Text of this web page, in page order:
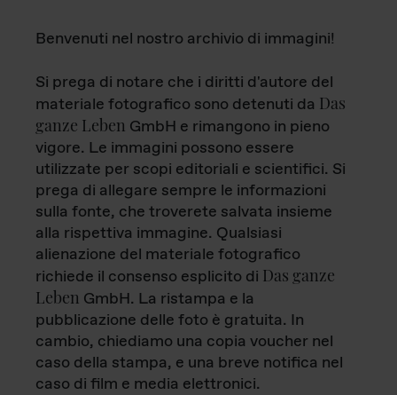
Benvenuti nel nostro archivio di immagini!
Si prega di notare che i diritti d'autore del
materiale fotografico sono detenuti da Das
ganze Leben GmbH e rimangono in pieno
vigore. Le immagini possono essere
utilizzate per scopi editoriali e scientifici. Si
prega di allegare sempre le informazioni
sulla fonte, che troverete salvata insieme
alla rispettiva immagine. Qualsiasi
alienazione del materiale fotografico
richiede il consenso esplicito di Das ganze
Leben GmbH. La ristampa e la
pubblicazione delle foto è gratuita. In
cambio, chiediamo una copia voucher nel
caso della stampa, e una breve notifica nel
caso di film e media elettronici.